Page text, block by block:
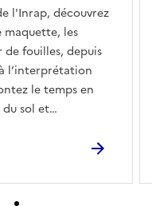
l'Inrap, découvrez
maquette, les
fouilles, depuis
l’interprétation
le temps en
sol et